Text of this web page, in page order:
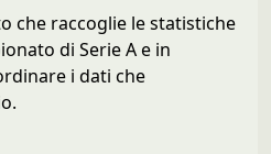
che raccoglie le statistiche
di Serie A e in
i dati che